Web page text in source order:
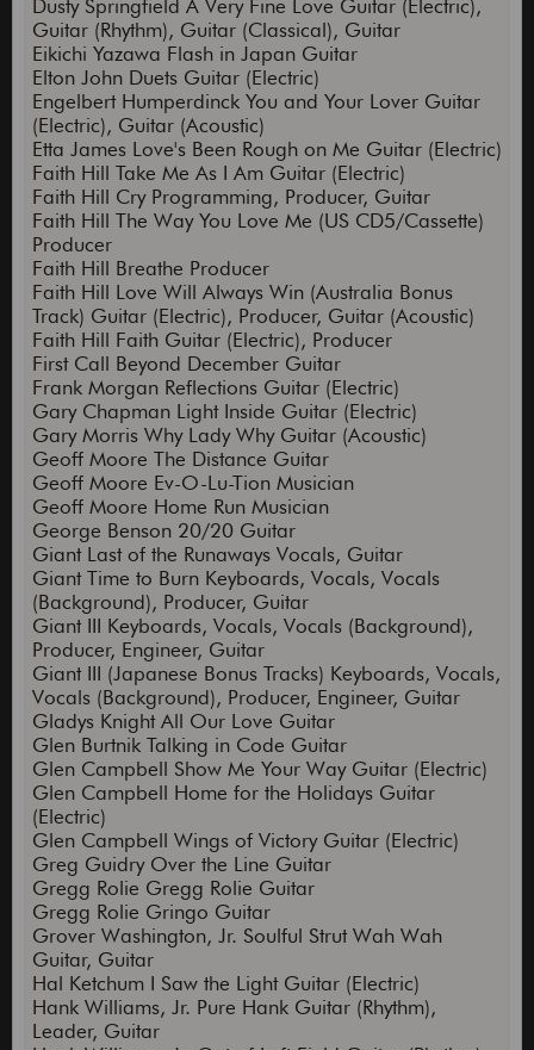
Dusty Springfield A Very Fine Love Guitar (Electric),
Guitar (Rhythm), Guitar (Classical), Guitar
Eikichi Yazawa Flash in Japan Guitar
Elton John Duets Guitar (Electric)
Engelbert Humperdinck You and Your Lover Guitar
(Electric), Guitar (Acoustic)
Etta James Love's Been Rough on Me Guitar (Electric)
Faith Hill Take Me As I Am Guitar (Electric)
Faith Hill Cry Programming, Producer, Guitar
Faith Hill The Way You Love Me (US CD5/Cassette)
Producer
Faith Hill Breathe Producer
Faith Hill Love Will Always Win (Australia Bonus
Track) Guitar (Electric), Producer, Guitar (Acoustic)
Faith Hill Faith Guitar (Electric), Producer
First Call Beyond December Guitar
Frank Morgan Reflections Guitar (Electric)
Gary Chapman Light Inside Guitar (Electric)
Gary Morris Why Lady Why Guitar (Acoustic)
Geoff Moore The Distance Guitar
Geoff Moore Ev-O-Lu-Tion Musician
Geoff Moore Home Run Musician
George Benson 20/20 Guitar
Giant Last of the Runaways Vocals, Guitar
Giant Time to Burn Keyboards, Vocals, Vocals
(Background), Producer, Guitar
Giant III Keyboards, Vocals, Vocals (Background),
Producer, Engineer, Guitar
Giant III (Japanese Bonus Tracks) Keyboards, Vocals,
Vocals (Background), Producer, Engineer, Guitar
Gladys Knight All Our Love Guitar
Glen Burtnik Talking in Code Guitar
Glen Campbell Show Me Your Way Guitar (Electric)
Glen Campbell Home for the Holidays Guitar
(Electric)
Glen Campbell Wings of Victory Guitar (Electric)
Greg Guidry Over the Line Guitar
Gregg Rolie Gregg Rolie Guitar
Gregg Rolie Gringo Guitar
Grover Washington, Jr. Soulful Strut Wah Wah
Guitar, Guitar
Hal Ketchum I Saw the Light Guitar (Electric)
Hank Williams, Jr. Pure Hank Guitar (Rhythm),
Leader, Guitar